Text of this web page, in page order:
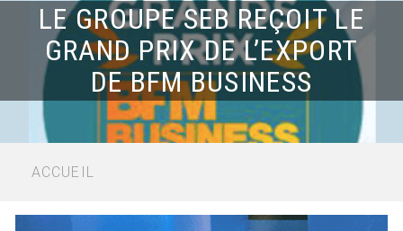
LE GROUPE SEB REÇOIT LE
GRAND PRIX DE L’EXPORT
DE BFM BUSINESS
FIL
D'ARIANE
ACCUEIL